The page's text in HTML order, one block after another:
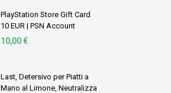
PlayStation Store Gift Card
10 EUR | PSN Account
italiano | PS5/PS4 Codice
10,00 €
Last, Detersivo per Piatti a
Mano al Limone, Neutralizza